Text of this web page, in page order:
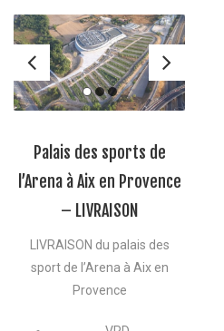
Palais des sports de
l’Arena à Aix en Provence
– LIVRAISON
LIVRAISON du palais des
sport de l’Arena à Aix en
Provence